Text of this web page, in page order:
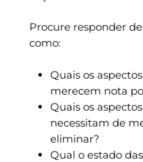
Procure responder
como:
Quais os
merecem nota
Quais os
necessitam de
eliminar?
Qual o estado